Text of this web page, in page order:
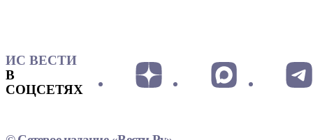
ИС ВЕСТИ
В
СОЦСЕТЯХ